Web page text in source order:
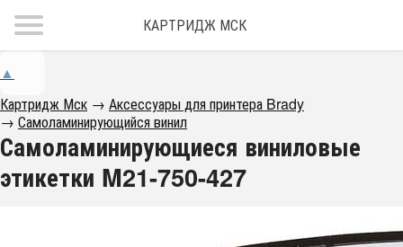
КАРТРИДЖ МСК
▲
Картридж Мск → Аксессуары для принтера Brady
→ Самоламинирующийся винил
Самоламинирующиеся виниловые
этикетки M21-750-427